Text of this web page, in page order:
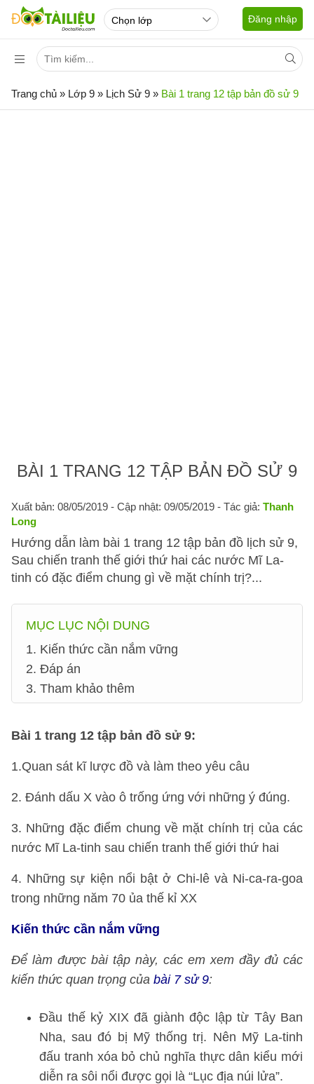
Đăng nhập
Trang chủ » Lớp 9 » Lịch Sử 9 » Bài 1 trang 12 tập bản đồ sử 9
BÀI 1 TRANG 12 TẬP BẢN ĐỒ SỬ 9
Xuất bản: 08/05/2019 - Cập nhật: 09/05/2019 - Tác giả: Thanh
Long
Hướng dẫn làm bài 1 trang 12 tập bản đồ lịch sử 9,
Sau chiến tranh thế giới thứ hai các nước Mĩ La-
tinh có đặc điểm chung gì về mặt chính trị?...
MỤC LỤC NỘI DUNG
1. Kiến thức cần nắm vững
2. Đáp án
3. Tham khảo thêm
Bài 1 trang 12 tập bản đồ sử 9:
1.Quan sát kĩ lược đồ và làm theo yêu câu
2. Đánh dấu X vào ô trống ứng với những ý đúng.
3. Những đặc điểm chung về mặt chính trị của các
nước Mĩ La-tinh sau chiến tranh thế giới thứ hai
4. Những sự kiện nổi bật ở Chi-lê và Ni-ca-ra-goa
trong những năm 70 ủa thế kỉ XX
Kiến thức cần nắm vững
Để làm được bài tập này, các em xem đầy đủ các
kiến thức quan trọng của bài 7 sử 9:
Đầu thế kỷ XIX đã giành độc lập từ Tây Ban
Nha, sau đó bị Mỹ thống trị. Nên Mỹ La-tinh
đấu tranh xóa bỏ chủ nghĩa thực dân kiểu mới
diễn ra sôi nổi được gọi là “Lục địa núi lửa”.